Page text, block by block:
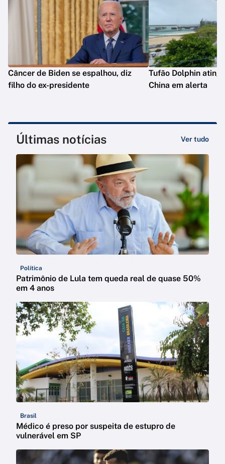
Câncer de Biden se espalhou, diz
filho do ex-presidente
Tufão Dolphin
China em alerta
Últimas notícias Ver tudo
Política
Patrimônio de Lula tem queda real de quase 50%
em 4 anos
Brasil
Médico é preso por suspeita de estupro de
vulnerável em SP